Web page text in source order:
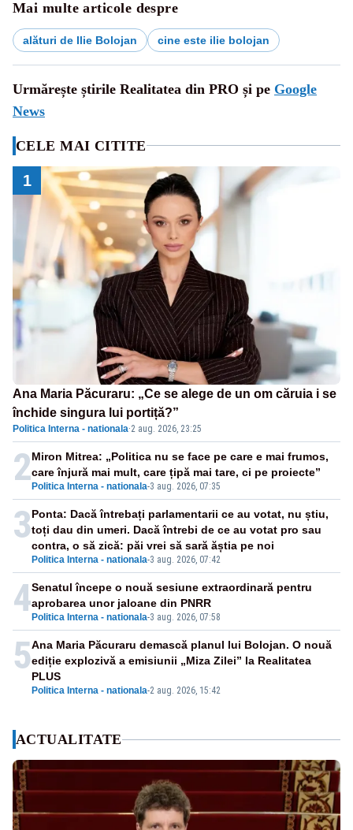
Mai multe articole despre
alături de Ilie Bolojan cine este ilie bolojan
Urmărește știrile Realitatea din PRO și pe Google
News
CELE MAI CITITE
1
Ana Maria Păcuraru: „Ce se alege de un om căruia i se
închide singura lui portiță?”
Politica Interna - nationala·2 aug. 2026, 23:25
2 Politica Interna - nationala-3 aug. 2026, 07:35
Miron Mitrea: „Politica nu se face pe care e mai frumos,
care înjură mai mult, care țipă mai tare, ci pe proiecte”
3
Politica Interna - nationala-3 aug. 2026, 07:42
Ponta: Dacă întrebați parlamentarii ce au votat, nu știu,
toți dau din umeri. Dacă întrebi de ce au votat pro sau
contra, o să zică: păi vrei să sară ăștia pe noi
4 Politica Interna - nationala-3 aug. 2026, 07:58
Senatul începe o nouă sesiune extraordinară pentru
aprobarea unor jaloane din PNRR
5
Politica Interna - nationala-2 aug. 2026, 15:42
Ana Maria Păcuraru demască planul lui Bolojan. O nouă
ediție explozivă a emisiunii „Miza Zilei” la Realitatea
PLUS
ACTUALITATE